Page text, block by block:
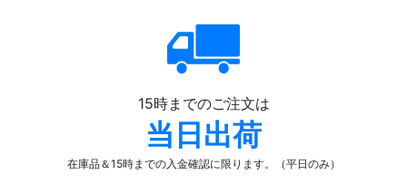
15時までのご注文は
当日出荷
在庫品＆15時までの入金確認に限ります。（平日のみ）